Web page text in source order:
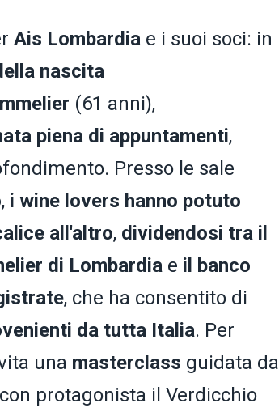
Ais Lombardia e i suoi soci: in
nascita
(61 anni),
piena di appuntamenti,
Presso le sale
, i wine lovers hanno potuto
all'altro, dividendosi tra il
di Lombardia e il banco
, che ha consentito di
da tutta Italia. Per
una masterclass guidata dal
protagonista il Verdicchio